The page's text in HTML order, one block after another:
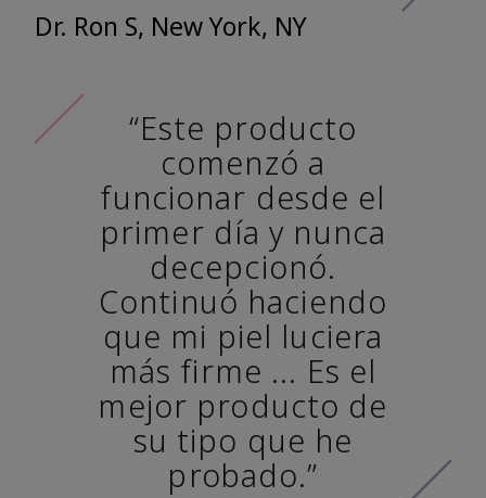
Dr. Ron S, New York, NY
“Este producto
comenzó a
funcionar desde el
primer día y nunca
decepcionó.
Continuó haciendo
que mi piel luciera
más firme ... Es el
mejor producto de
su tipo que he
probado.”